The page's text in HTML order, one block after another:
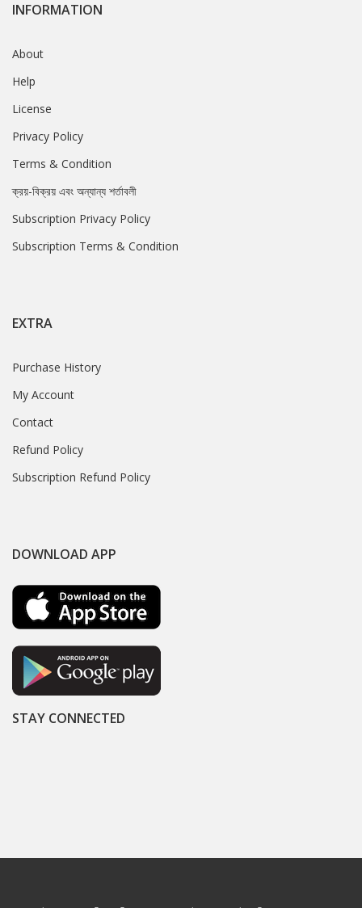
INFORMATION
About
Help
License
Privacy Policy
Terms & Condition
ক্রয়-বিক্রয় এবং অন্যান্য শর্তাবলী
Subscription Privacy Policy
Subscription Terms & Condition
EXTRA
Purchase History
My Account
Contact
Refund Policy
Subscription Refund Policy
DOWNLOAD APP
STAY CONNECTED